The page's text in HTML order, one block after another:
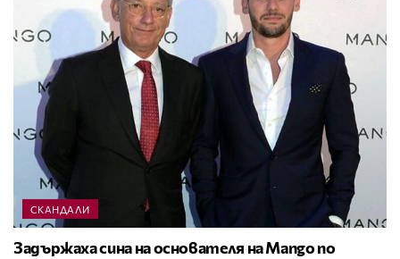
СКАНДАЛИ
Задържаха сина на основателя на Mango по